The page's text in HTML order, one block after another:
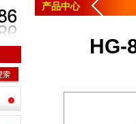
产品中心
HG-